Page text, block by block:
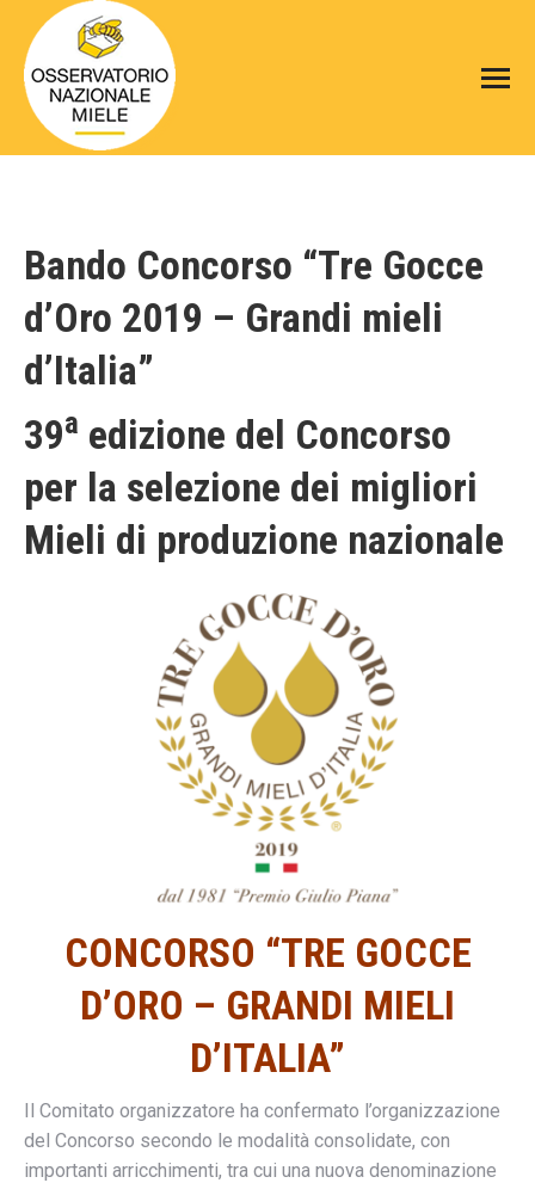
Bando Concorso “Tre Gocce
d’Oro 2019 – Grandi mieli
d’Italia”
39a edizione del Concorso
per la selezione dei migliori
Mieli di produzione nazionale
CONCORSO “TRE GOCCE
D’ORO – GRANDI MIELI
D’ITALIA”
Il Comitato organizzatore ha confermato l’organizzazione
del Concorso secondo le modalità consolidate, con
importanti arricchimenti, tra cui una nuova denominazione